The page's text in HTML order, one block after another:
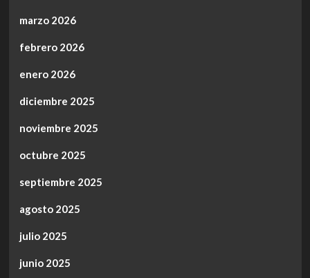
marzo 2026
febrero 2026
enero 2026
diciembre 2025
noviembre 2025
octubre 2025
septiembre 2025
agosto 2025
julio 2025
junio 2025